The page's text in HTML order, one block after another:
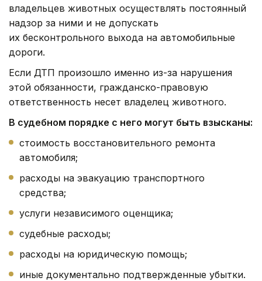
владельцев животных осуществлять постоянный
надзор за ними и не допускать
их бесконтрольного выхода на автомобильные
дороги.
Если ДТП произошло именно из-за нарушения
этой обязанности, гражданско-правовую
ответственность несет владелец животного.
В судебном порядке с него могут быть взысканы:
стоимость восстановительного ремонта
автомобиля;
расходы на эвакуацию транспортного
средства;
услуги независимого оценщика;
судебные расходы;
расходы на юридическую помощь;
иные документально подтвержденные убытки.